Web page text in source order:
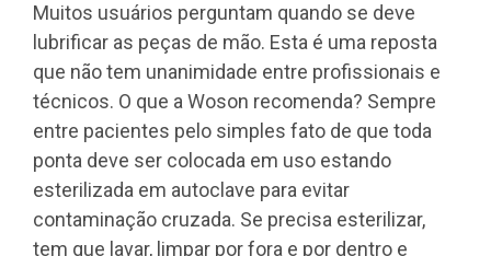
Muitos usuários perguntam quando se deve
lubrificar as peças de mão. Esta é uma reposta
que não tem unanimidade entre profissionais e
técnicos. O que a Woson recomenda? Sempre
entre pacientes pelo simples fato de que toda
ponta deve ser colocada em uso estando
esterilizada em autoclave para evitar
contaminação cruzada. Se precisa esterilizar,
tem que lavar, limpar por fora e por dentro e